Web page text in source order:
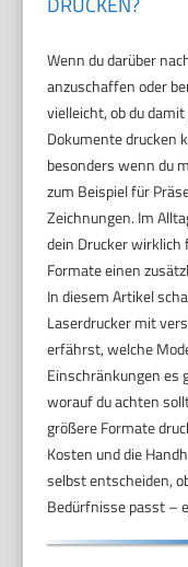
Wenn du darüber
anzuschaffen oder
vielleicht, ob du
Dokumente drucken
besonders wenn du
zum Beispiel für
Zeichnungen. Im
dein Drucker wirklich
Formate einen
In diesem Artikel
Laserdrucker mit
erfährst, welche
Einschränkungen es
worauf du achten
größere Formate
Kosten und die
selbst entscheiden,
Bedürfnisse passt –